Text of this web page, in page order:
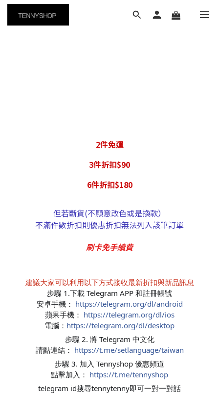
2件免運
3件折扣$90
6件折扣$180
但若斷貨(不願意改色或是換款）
不滿件數折扣則優惠折扣無法列入該筆訂單
刷卡免手續費
建議大家可以利用以下方式接收最新折扣與新品訊息
步驟 1.下載 Telegram APP 和註冊帳號
安卓手機： https://telegram.org/dl/android
蘋果手機： https://telegram.org/dl/ios
電腦： https://telegram.org/dl/desktop
步驟 2. 將 Telegram 中文化
請點連結： https://t.me/setlanguage/taiwan
步驟 3. 加入 Tennyshop 優惠頻道
點擊加入： https://t.me/tennyshop
telegram id搜尋tennytenny即可一對一對話